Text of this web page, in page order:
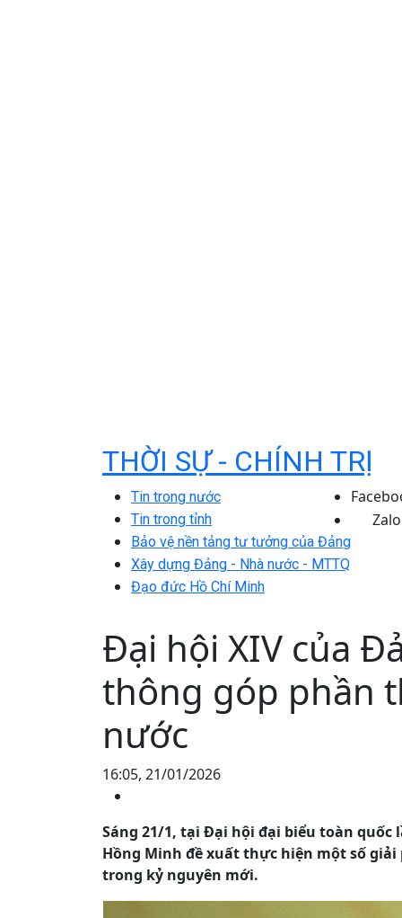
THỜI SỰ - CHÍNH TRỊ
Tin trong nước
Tin trong tỉnh
Bảo vệ nền tảng tư tưởng của Đảng
Xây dựng Đảng - Nhà nước - MTTQ
Đạo đức Hồ Chí Minh
Zalo
Đại hội XIV của
thông góp phần
nước
16:05, 21/01/2026
Sáng 21/1, tại Đại hội đại biểu toàn
Hồng Minh đề xuất thực hiện một số
trong kỷ nguyên mới.